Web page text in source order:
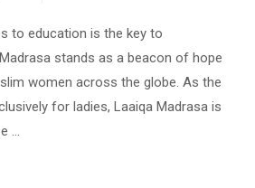
to education is the key to
stands as a beacon of hope
women across the globe. As the
for ladies, Laaiqa Madrasa is
…